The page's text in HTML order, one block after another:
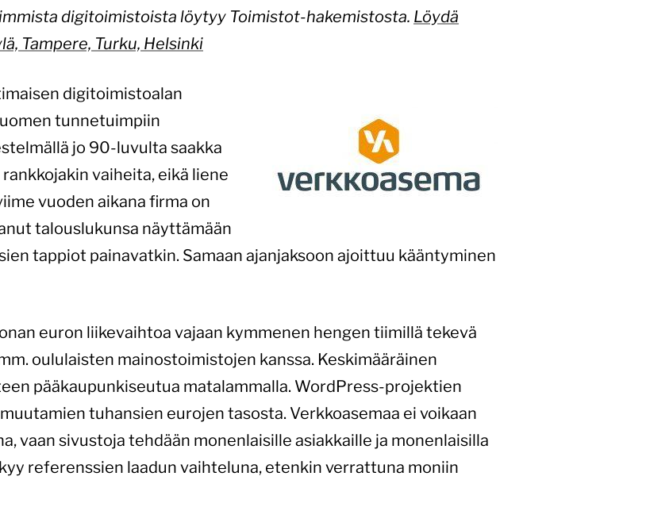
digitoimistoista löytyy Toimistot-hakemistosta. Löydä
Tampere, Turku, Helsinki
digitoimistoalan
tunnetuimpiin
jo 90-luvulta saakka
vaiheita, eikä liene
vuoden aikana firma on
talouslukunsa näyttämään
tappiot painavatkin. Samaan ajanjaksoon ajoittuu kääntyminen
euron liikevaihtoa vajaan kymmenen hengen tiimillä tekevä
oululaisten mainostoimistojen kanssa. Keskimääräinen
pääkaupunkiseutua matalammalla. WordPress-projektien
tuhansien eurojen tasosta. Verkkoasemaa ei voikaan
vaan sivustoja tehdään monenlaisille asiakkaille ja monenlaisilla
referenssien laadun vaihteluna, etenkin verrattuna moniin